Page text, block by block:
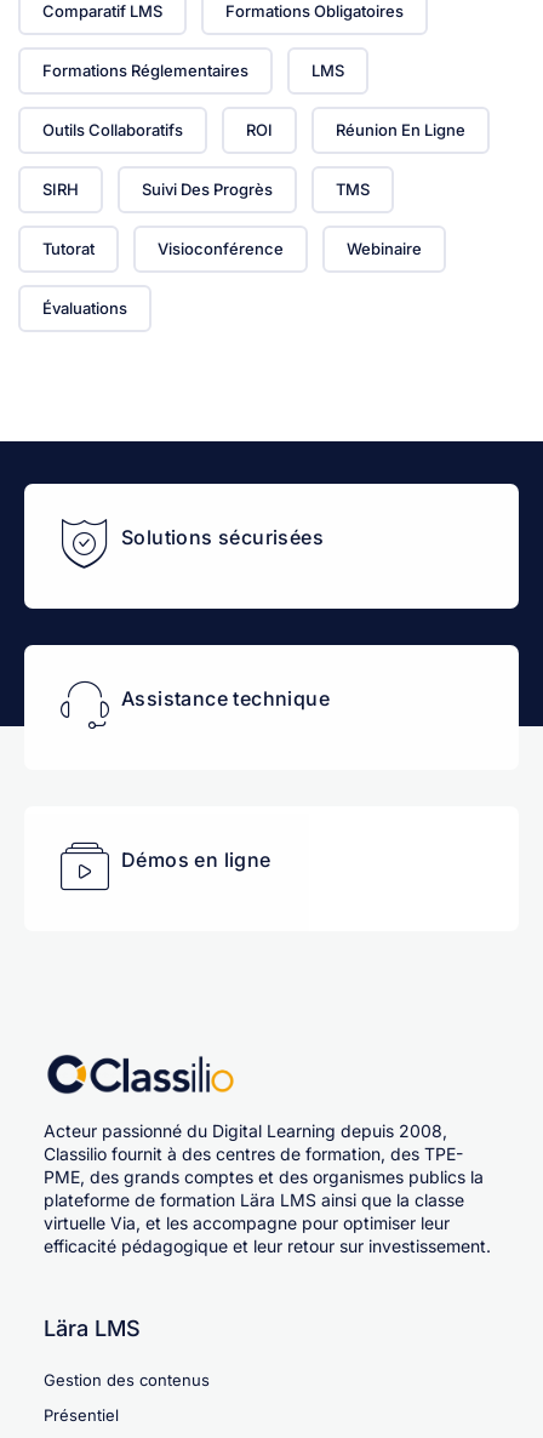
Comparatif LMS Formations Obligatoires
Formations Réglementaires LMS
Outils Collaboratifs ROI Réunion En Ligne
SIRH Suivi Des Progrès TMS
Tutorat Visioconférence Webinaire
Évaluations
Solutions sécurisées
Assistance technique
Démos en ligne
Acteur passionné du Digital Learning depuis 2008,
Classilio fournit à des centres de formation, des TPE-
PME, des grands comptes et des organismes publics la
plateforme de formation Lära LMS ainsi que la classe
virtuelle Via, et les accompagne pour optimiser leur
efficacité pédagogique et leur retour sur investissement.
Lära LMS
Gestion des contenus
Présentiel